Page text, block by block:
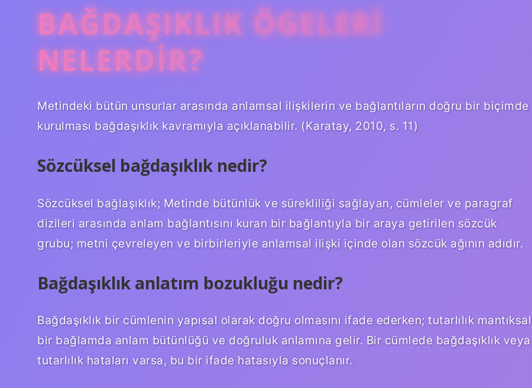
BAĞDAŞIKLIK ÖGELERI
NELERDIR?
Metindeki bütün unsurlar arasında anlamsal ilişkilerin ve bağlantıların doğru bir biçimde
kurulması bağdaşıklık kavramıyla açıklanabilir. (Karatay, 2010, s. 11)
Sözcüksel bağdaşıklık nedir?
Sözcüksel bağlaşıklık; Metinde bütünlük ve sürekliliği sağlayan, cümleler ve paragraf
dizileri arasında anlam bağlantısını kuran bir bağlantıyla bir araya getirilen sözcük
grubu; metni çevreleyen ve birbirleriyle anlamsal ilişki içinde olan sözcük ağının adıdır.
Bağdaşıklık anlatım bozukluğu nedir?
Bağdaşıklık bir cümlenin yapısal olarak doğru olmasını ifade ederken; tutarlılık mantıksal
bir bağlamda anlam bütünlüğü ve doğruluk anlamına gelir. Bir cümlede bağdaşıklık veya
tutarlılık hataları varsa, bu bir ifade hatasıyla sonuçlanır.